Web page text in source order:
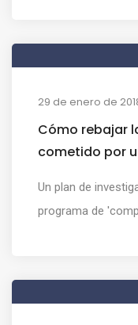
29 de enero de
Cómo rebajar
cometido por
Un plan de
programa de